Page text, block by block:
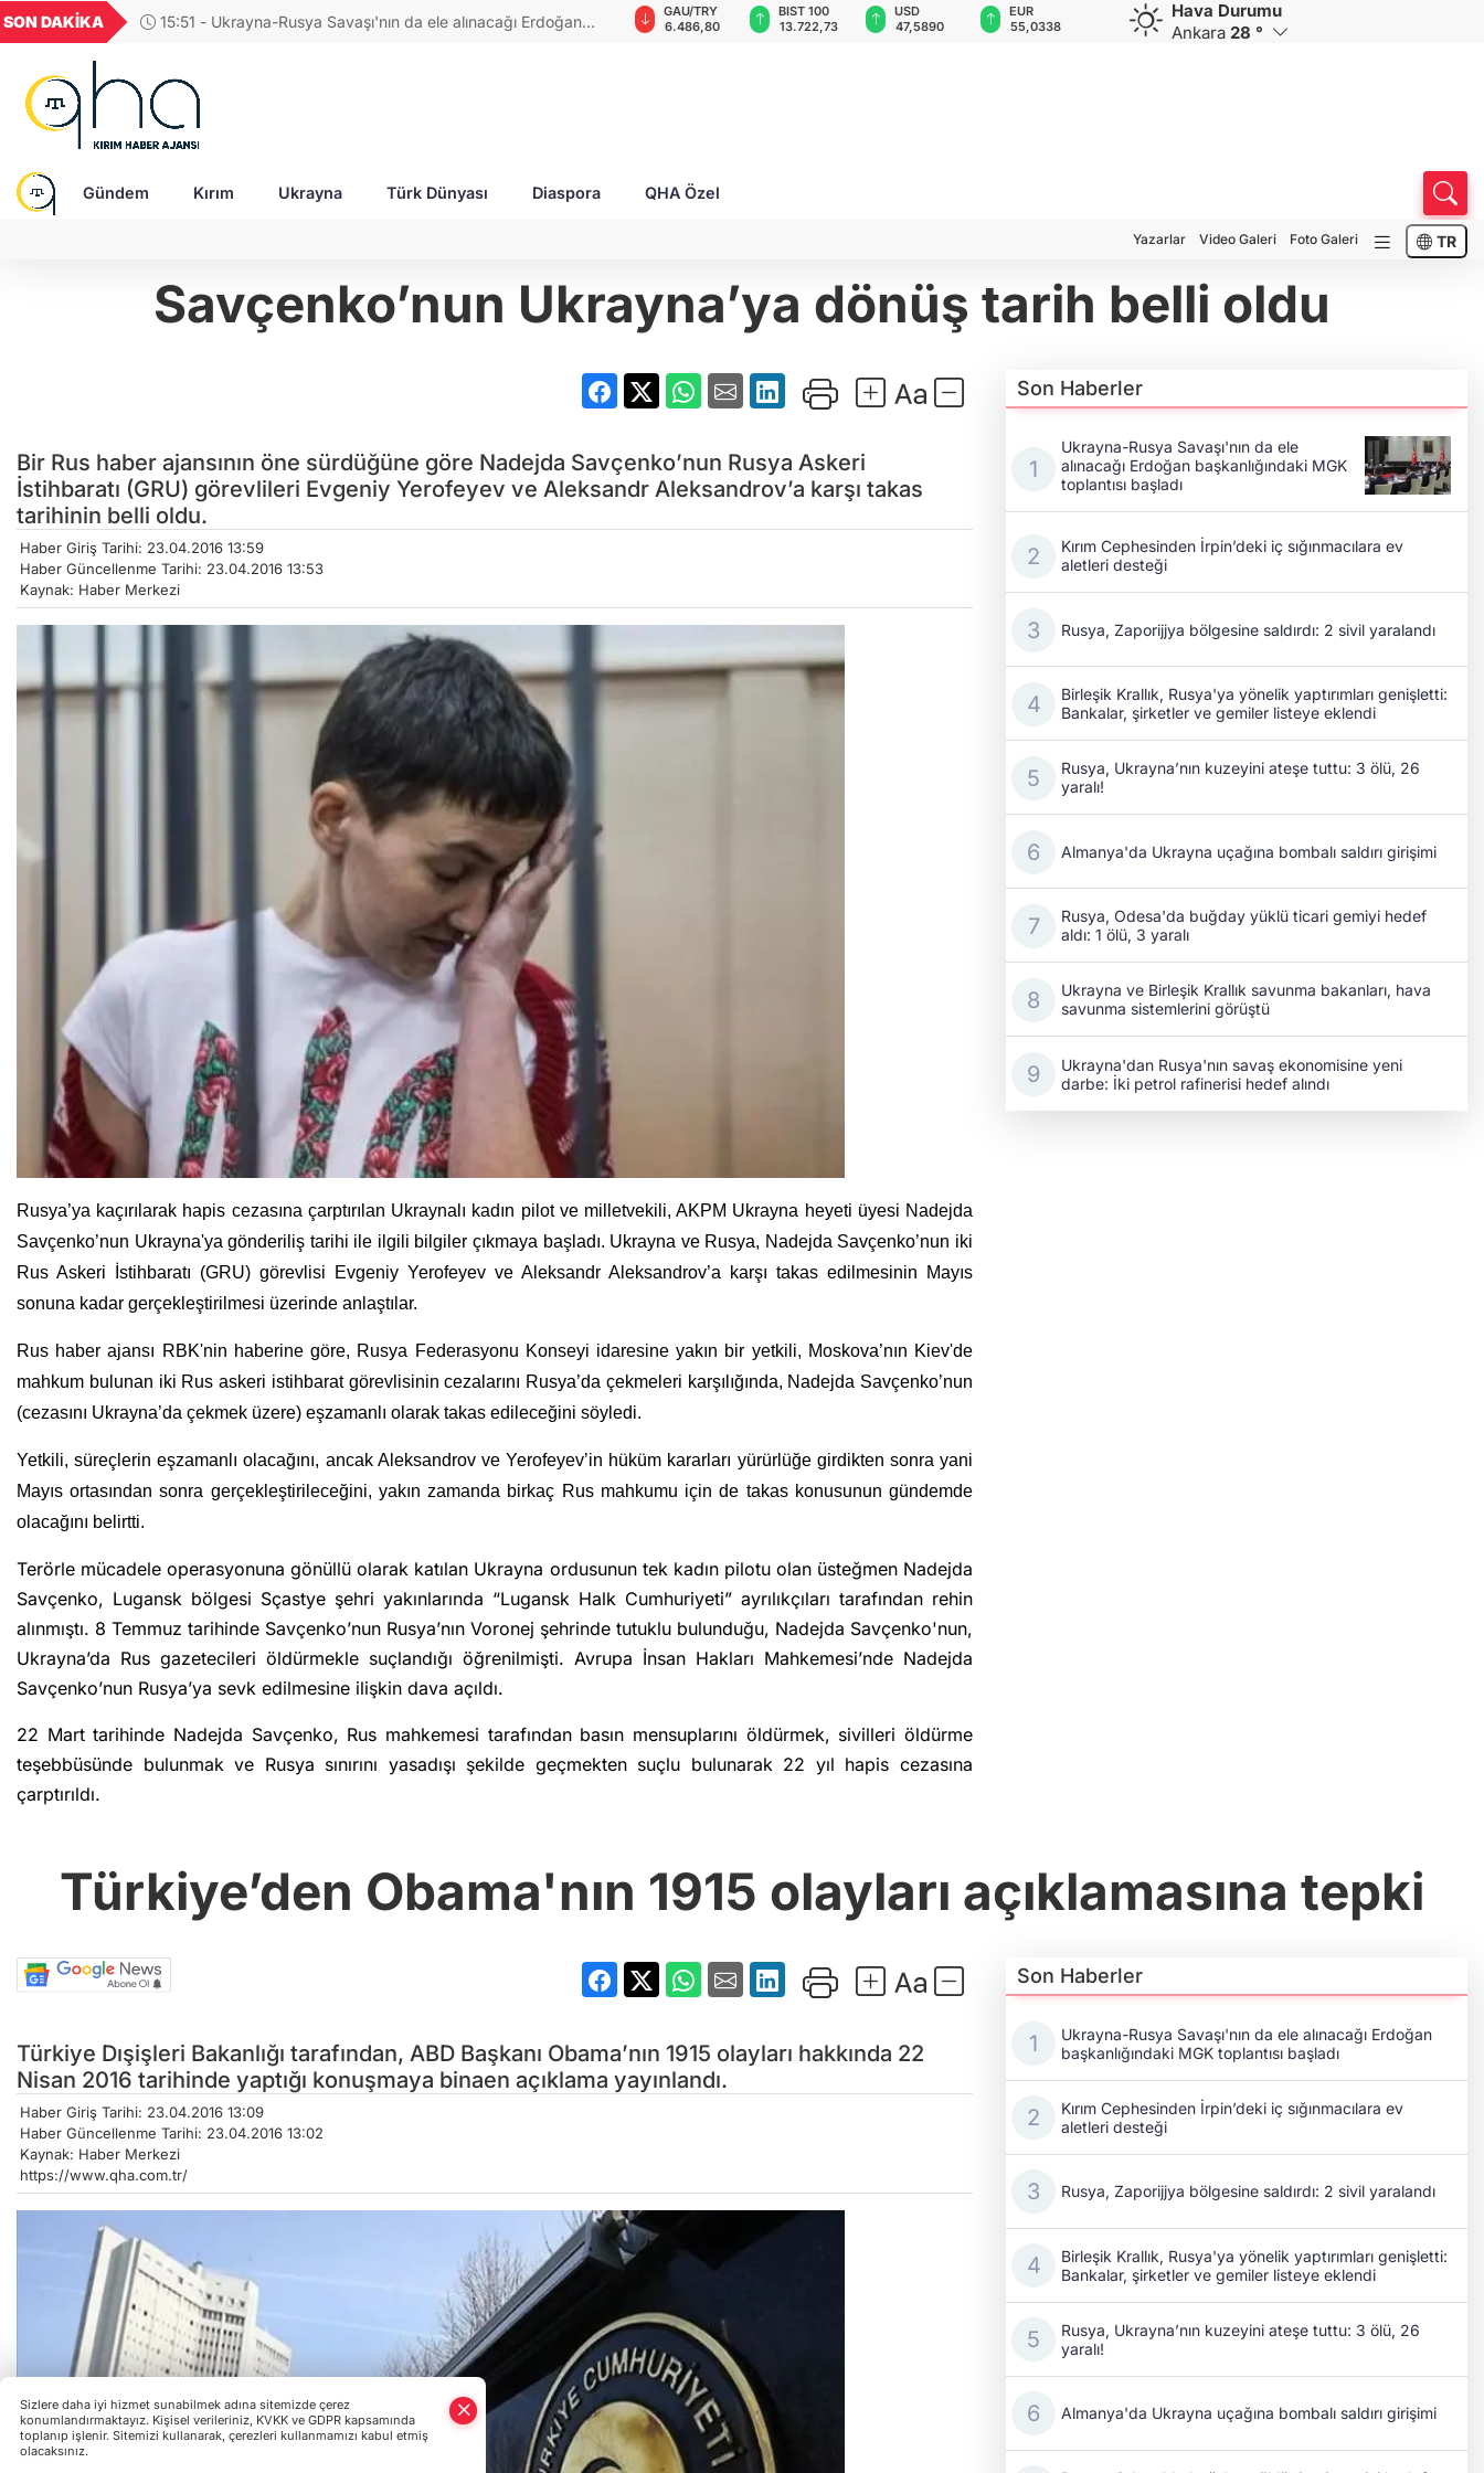
SON DAKİKA
13:48 - Kırım Cephesinden İrpin’deki iç sığınmacılara ev
GEL
18,1985
16,2309
28,0626
0,0018
6.486,80
BIST 100
13.722,73
USD
47,5890
EUR
55,0338
GBP
64,2340
CHF
58,7519
CAD
33,9412
Hava Durumu
Ankara 28 °
Gündem Kırım Ukrayna Türk Dünyası Diaspora QHA Özel
Yazarlar Video Galeri Foto Galeri TR
Savçenko’nun Ukrayna’ya dönüş tarih belli oldu
Bir Rus haber ajansının öne sürdüğüne göre Nadejda Savçenko’nun Rusya Askeri
İstihbaratı (GRU) görevlileri Evgeniy Yerofeyev ve Aleksandr Aleksandrov’a karşı takas
tarihinin belli oldu.
Haber Giriş Tarihi: 23.04.2016 13:59
Haber Güncellenme Tarihi: 23.04.2016 13:53
Kaynak: Haber Merkezi
Rusya’ya kaçırılarak hapis cezasına çarptırılan Ukraynalı kadın pilot ve milletvekili, AKPM Ukrayna heyeti üyesi Nadejda
Savçenko’nun Ukrayna'ya gönderiliş tarihi ile ilgili bilgiler çıkmaya başladı. Ukrayna ve Rusya, Nadejda Savçenko’nun iki
Rus Askeri İstihbaratı (GRU) görevlisi Evgeniy Yerofeyev ve Aleksandr Aleksandrov’a karşı takas edilmesinin Mayıs
sonuna kadar gerçekleştirilmesi üzerinde anlaştılar.
Rus haber ajansı RBK'nin haberine göre, Rusya Federasyonu Konseyi idaresine yakın bir yetkili, Moskova’nın Kiev'de
mahkum bulunan iki Rus askeri istihbarat görevlisinin cezalarını Rusya’da çekmeleri karşılığında, Nadejda Savçenko’nun
(cezasını Ukrayna’da çekmek üzere) eşzamanlı olarak takas edileceğini söyledi.
Yetkili, süreçlerin eşzamanlı olacağını, ancak Aleksandrov ve Yerofeyev’in hüküm kararları yürürlüğe girdikten sonra yani
Mayıs ortasından sonra gerçekleştirileceğini, yakın zamanda birkaç Rus mahkumu için de takas konusunun gündemde
olacağını belirtti.
Terörle mücadele operasyonuna gönüllü olarak katılan Ukrayna ordusunun tek kadın pilotu olan üsteğmen Nadejda
Savçenko, Lugansk bölgesi Sçastye şehri yakınlarında “Lugansk Halk Cumhuriyeti” ayrılıkçıları tarafından rehin
alınmıştı. 8 Temmuz tarihinde Savçenko’nun Rusya’nın Voronej şehrinde tutuklu bulunduğu, Nadejda Savçenko'nun,
Ukrayna’da Rus gazetecileri öldürmekle suçlandığı öğrenilmişti. Avrupa İnsan Hakları Mahkemesi’nde Nadejda
Savçenko’nun Rusya’ya sevk edilmesine ilişkin dava açıldı.
22 Mart tarihinde Nadejda Savçenko, Rus mahkemesi tarafından basın mensuplarını öldürmek, sivilleri öldürme
teşebbüsünde bulunmak ve Rusya sınırını yasadışı şekilde geçmekten suçlu bulunarak 22 yıl hapis cezasına
çarptırıldı.
Son Haberler
Ukrayna-Rusya Savaşı'nın da ele
alınacağı Erdoğan başkanlığındaki MGK
toplantısı başladı
Kırım Cephesinden İrpin’deki iç sığınmacılara ev
aletleri desteği
Rusya, Zaporijjya bölgesine saldırdı: 2 sivil yaralandı
Birleşik Krallık, Rusya'ya yönelik yaptırımları genişletti:
Bankalar, şirketler ve gemiler listeye eklendi
Rusya, Ukrayna’nın kuzeyini ateşe tuttu: 3 ölü, 26
yaralı!
Almanya'da Ukrayna uçağına bombalı saldırı girişimi
Rusya, Odesa'da buğday yüklü ticari gemiyi hedef
aldı: 1 ölü, 3 yaralı
Ukrayna ve Birleşik Krallık savunma bakanları, hava
savunma sistemlerini görüştü
Ukrayna'dan Rusya'nın savaş ekonomisine yeni
darbe: İki petrol rafinerisi hedef alındı
Türkiye’den Obama'nın 1915 olayları açıklamasına tepki
Türkiye Dışişleri Bakanlığı tarafından, ABD Başkanı Obama’nın 1915 olayları hakkında 22
Nisan 2016 tarihinde yaptığı konuşmaya binaen açıklama yayınlandı.
Haber Giriş Tarihi: 23.04.2016 13:09
Haber Güncellenme Tarihi: 23.04.2016 13:02
Kaynak: Haber Merkezi
https://www.qha.com.tr/
Son Haberler
Ukrayna-Rusya Savaşı'nın da ele alınacağı Erdoğan
başkanlığındaki MGK toplantısı başladı
Kırım Cephesinden İrpin’deki iç sığınmacılara ev
aletleri desteği
Rusya, Zaporijjya bölgesine saldırdı: 2 sivil yaralandı
Birleşik Krallık, Rusya'ya yönelik yaptırımları genişletti:
Bankalar, şirketler ve gemiler listeye eklendi
Rusya, Ukrayna’nın kuzeyini ateşe tuttu: 3 ölü, 26
yaralı!
Almanya'da Ukrayna uçağına bombalı saldırı girişimi
Sizlere daha iyi hizmet sunabilmek adına sitemizde çerez
konumlandırmaktayız. Kişisel verileriniz, KVKK ve GDPR kapsamında
toplanıp işlenir. Sitemizi kullanarak, çerezleri kullanmamızı kabul etmiş
olacaksınız.